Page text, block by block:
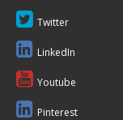
Twitter
LinkedIn
Youtube
Pinterest